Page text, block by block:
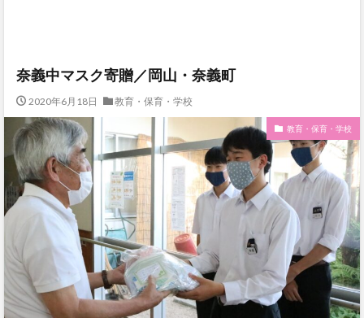
奈義中マスク寄贈／岡山・奈義町
2020年6月18日 教育・保育・学校
教育・保育・学校